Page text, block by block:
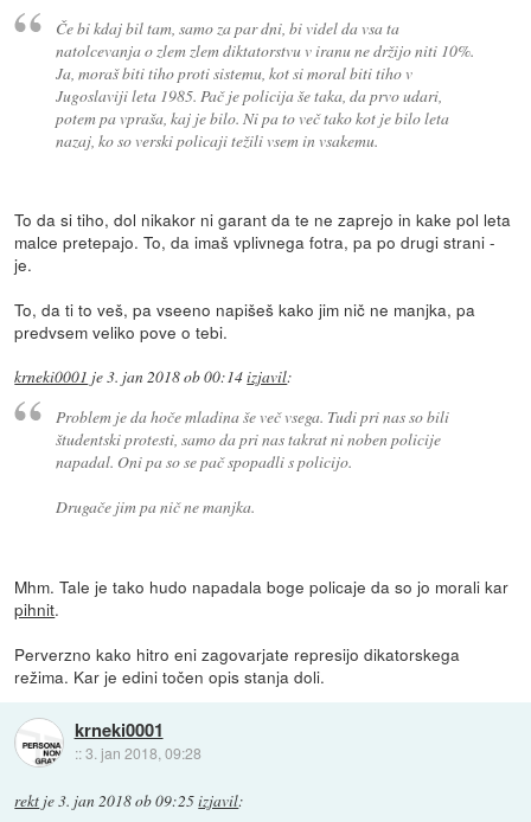
Če bi kdaj bil tam, samo za par dni, bi videl da vsa ta
natolcevanja o zlem zlem diktatorstvu v iranu ne držijo niti 10%.
Ja, moraš biti tiho proti sistemu, kot si moral biti tiho v
Jugoslaviji leta 1985. Pač je policija še taka, da prvo udari,
potem pa vpraša, kaj je bilo. Ni pa to več tako kot je bilo leta
nazaj, ko so verski policaji težili vsem in vsakemu.
To da si tiho, dol nikakor ni garant da te ne zaprejo in kake pol leta
malce pretepajo. To, da imaš vplivnega fotra, pa po drugi strani -
je.
To, da ti to veš, pa vseeno napišeš kako jim nič ne manjka, pa
predvsem veliko pove o tebi.
krneki0001 je3. jan 2018 ob 00:14izjavil:
Problem je da hoče mladina še več vsega. Tudi pri nas so bili
študentski protesti, samo da pri nas takrat ni noben policije
napadal. Oni pa so se pač spopadli s policijo.
Drugače jim pa nič ne manjka.
Mhm. Tale je tako hudo napadala boge policaje da so jo morali kar
pihnit.
Perverzno kako hitro eni zagovarjate represijo dikatorskega
režima. Kar je edini točen opis stanja doli.
krneki0001
::3. jan 2018, 09:28
rekt je3. jan 2018 ob 09:25izjavil: